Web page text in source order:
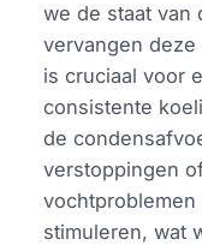
we de staat
vervangen
is cruciaal voor
consistente
de
verstoppingen
stimuleren, wat